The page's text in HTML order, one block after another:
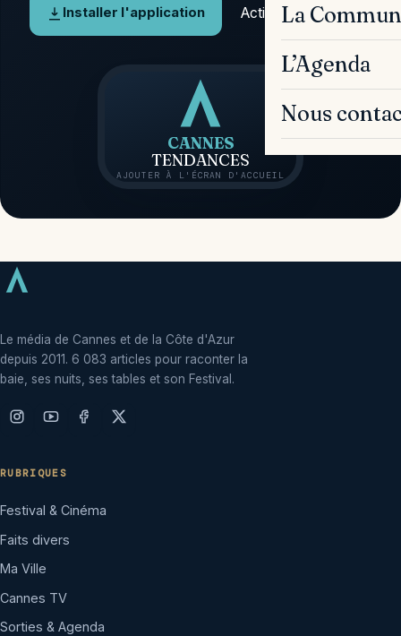
La
L’Agenda
Nous
Installer l'application Activer les alertes
CANNES
TENDANCES
AJOUTER À L'ÉCRAN D'ACCUEIL
Le média de Cannes et de la Côte d'Azur
depuis 2011. 6 083 articles pour raconter la
baie, ses nuits, ses tables et son Festival.
RUBRIQUES
Festival & Cinéma
Faits divers
Ma Ville
Cannes TV
Sorties & Agenda